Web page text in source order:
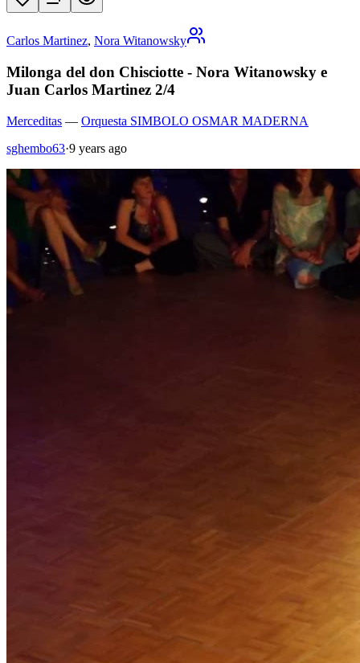
Carlos Martinez, Nora Witanowsky
Milonga del don Chisciotte - Nora Witanowsky e
Juan Carlos Martinez 2/4
Merceditas — Orquesta SIMBOLO OSMAR MADERNA
sghembo63·9 years ago